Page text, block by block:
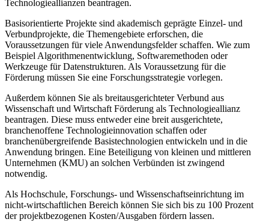
Technologieallianzen beantragen.
Basisorientierte Projekte sind akademisch geprägte Einzel- und
Verbundprojekte, die Themengebiete erforschen, die
Voraussetzungen für viele Anwendungsfelder schaffen. Wie zum
Beispiel Algorithmenentwicklung, Softwaremethoden oder
Werkzeuge für Datenstrukturen. Als Voraussetzung für die
Förderung müssen Sie eine Forschungsstrategie vorlegen.
Außerdem können Sie als breitausgerichteter Verbund aus
Wissenschaft und Wirtschaft Förderung als Technologieallianz
beantragen. Diese muss entweder eine breit ausgerichtete,
branchenoffene Technologieinnovation schaffen oder
branchenübergreifende Basistechnologien entwickeln und in die
Anwendung bringen. Eine Beteiligung von kleinen und mittleren
Unternehmen (KMU) an solchen Verbünden ist zwingend
notwendig.
Als Hochschule, Forschungs- und Wissenschaftseinrichtung im
nicht-wirtschaftlichen Bereich können Sie sich bis zu 100 Prozent
der projektbezogenen Kosten/Ausgaben fördern lassen.